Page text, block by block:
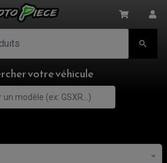

votre véhicule